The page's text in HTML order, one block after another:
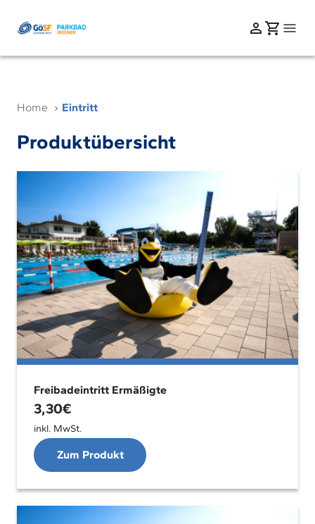
Home Eintritt
Produktübersicht
Freibadeintritt Ermäßigte
3,30€
inkl. MwSt.
Zum Produkt